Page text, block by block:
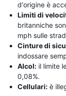
d'origine è
Limiti di
britanniche
mph sulle
Cinture di
indossare
Alcol: il limite
0,08%.
Cellulari: è